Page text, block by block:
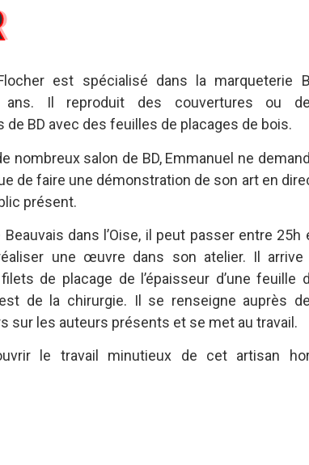
est spécialisé dans la marqueterie
ans. Il reproduit des couvertures ou
de BD avec des feuilles de placages de bois.
nombreux salon de BD, Emmanuel ne
de faire une démonstration de son art en
présent.
Beauvais dans l’Oise, il peut passer entre 25h
une œuvre dans son atelier. Il arrive
de placage de l’épaisseur d’une feuille
de la chirurgie. Il se renseigne auprès
sur les auteurs présents et se met au travail.
le travail minutieux de cet artisan